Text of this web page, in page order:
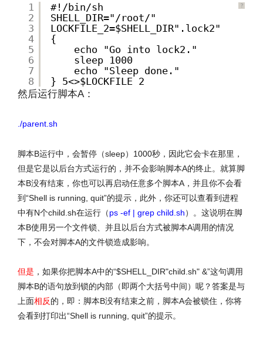
?
1
2
3
4
5
6
7
8
#!/bin/sh
SHELL_DIR="/root/"
LOCKFILE_2=$SHELL_DIR".lock2"
{
echo "Go into lock2."
sleep 1000
echo "Sleep done."
} 5<>$LOCKFILE_2
然后运行脚本A：
./parent.sh
脚本B运行中，会暂停（sleep）1000秒，因此它会卡在那里，
但是它是以后台方式运行的，并不会影响脚本A的终止。就算脚
本B没有结束，你也可以再启动任意多个脚本A，并且你不会看
到“Shell is running, quit”的提示，此外，你还可以查看到进程
中有N个child.sh在运行（ps -ef | grep child.sh）。这说明在脚
本B使用另一个文件锁、并且以后台方式被脚本A调用的情况
下，不会对脚本A的文件锁造成影响。
但是 ，如果你把脚本A中的“$SHELL_DIR"child.sh" &”这句调用
脚本B的语句放到锁的内部（即两个大括号中间）呢？答案是与
上面相反的，即：脚本B没有结束之前，脚本A会被锁住，你将
会看到打印出“Shell is running, quit”的提示。